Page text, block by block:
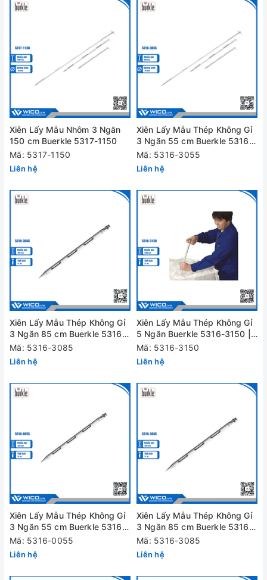
Xiên Lấy Mẫu Nhôm 3 Ngăn
150 cm Buerkle 5317-1150
Mã: 5317-1150
Liên hệ
Xiên Lấy Mẫu Thép Không Gỉ
3 Ngăn 55 cm Buerkle 5316-
3055
Mã: 5316-3055
Liên hệ
Xiên Lấy Mẫu Thép Không Gỉ
3 Ngăn 85 cm Buerkle 5316-
3085
Mã: 5316-3085
Liên hệ
Xiên Lấy Mẫu Thép Không Gỉ
5 Ngăn Buerkle 5316-3150 |
150 cm
Mã: 5316-3150
Liên hệ
Xiên Lấy Mẫu Thép Không Gỉ
3 Ngăn 55 cm Buerkle 5316-
0055
Mã: 5316-0055
Liên hệ
Xiên Lấy Mẫu Thép Không Gỉ
3 Ngăn 85 cm Buerkle 5316-
0085
Mã: 5316-3085
Liên hệ